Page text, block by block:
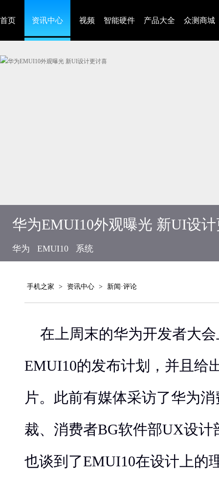
首页 资讯中心 视频 智能硬件 产品大全 众测商城
华为EMUI10外观曝光 新UI设
华为 EMUI10 系统
手机之家 > 资讯中心 > 新闻·评论
在上周末的华为开发者大
EMUI10的发布计划，并且给
片。此前有媒体采访了华为
裁、消费者BG软件部UX设计
也谈到了EMUI10在设计上的